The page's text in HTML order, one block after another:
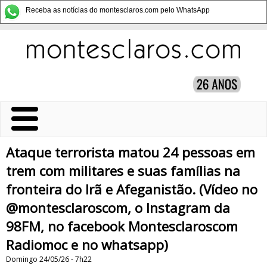
Receba as notícias do montesclaros.com pelo WhatsApp
Ataque terrorista matou 24 pessoas em
trem com militares e suas famílias na
fronteira do Irã e Afeganistão. (Vídeo no
@montesclaroscom, o Instagram da
98FM, no facebook Montesclaroscom
Radiomoc e no whatsapp)
Domingo 24/05/26 - 7h22